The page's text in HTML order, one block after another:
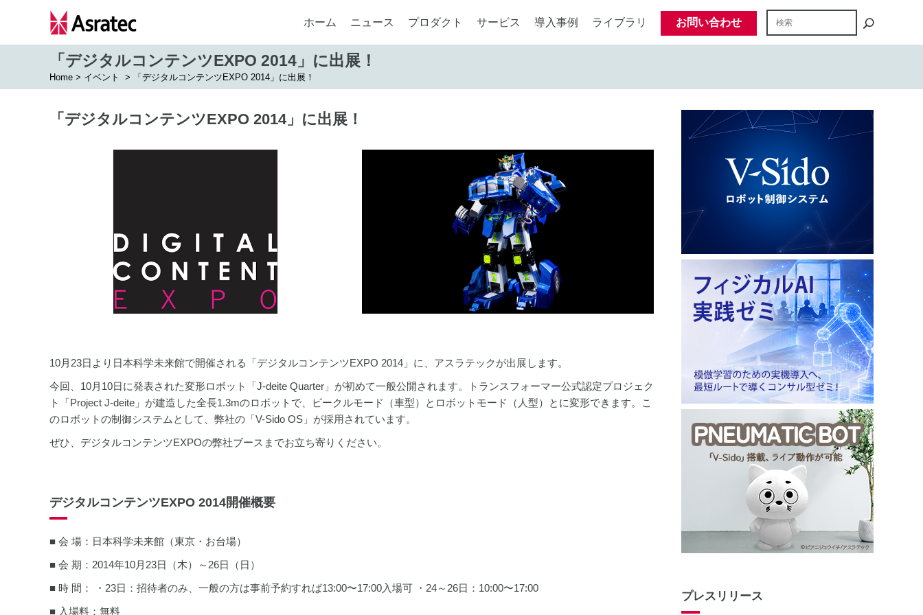
ホーム ニュース プロダクト サービス 導入事例 ライブラリ お問い合わせ
「デジタルコンテンツEXPO 2014」に出展！
Home > イベント > 「デジタルコンテンツEXPO 2014」に出展！
「デジタルコンテンツEXPO 2014」に出展！
10月23日より日本科学未来館で開催される「デジタルコンテンツEXPO 2014」に、アスラテックが出展します。
今回、10月10日に発表された変形ロボット「J-deite Quarter」が初めて一般公開されます。トランスフォーマー公式認定プロジェク
ト「Project J-deite」が建造した全長1.3mのロボットで、ビークルモード（車型）とロボットモード（人型）とに変形できます。こ
のロボットの制御システムとして、弊社の「V-Sido OS」が採用されています。
ぜひ、デジタルコンテンツEXPOの弊社ブースまでお立ち寄りください。
デジタルコンテンツEXPO 2014開催概要
■ 会 場：日本科学未来館（東京・お台場）
■ 会 期：2014年10月23日（木）～26日（日）
■ 時 間： ・23日：招待者のみ、一般の方は事前予約すれば13:00〜17:00入場可 ・24～26日：10:00〜17:00
■ 入場料：無料
プレスリリース